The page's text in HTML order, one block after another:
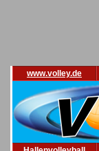
www.volley.de